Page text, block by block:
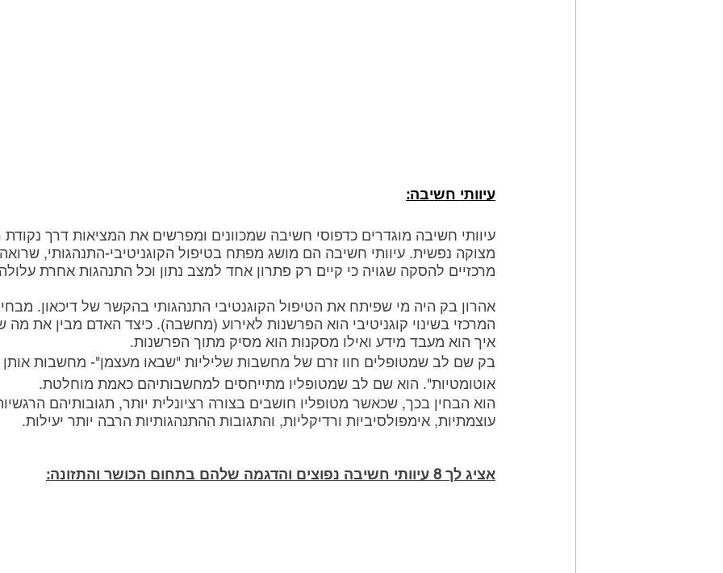
עיוותי חשיבה:
עיוותי חשיבה מוגדרים כדפוסי חשיבה שמכוונים ומפרשים את המציאות דרך
מצוקה נפשית. עיוותי חשיבה הם מושג מפתח בטיפול הקוגניטיבי-התנהגותי,
מרכזיים להסקה שגויה כי קיים רק פתרון אחד למצב נתון וכל התנהגות אחרת עלולה
אהרון בק היה מי שפיתח את הטיפול הקוגנטיבי התנהגותי בהקשר של דיכאון.
המרכזי בשינוי קוגניטיבי הוא הפרשנות לאירוע (מחשבה). כיצד האדם מבין את מה
איך הוא מעבד מידע ואילו מסקנות הוא מסיק מתוך הפרשנות.
בק שם לב שמטופלים חוו זרם של מחשבות שליליות "שבאו מעצמן"- מחשבות
אוטומטיות". הוא שם לב שמטופליו מתייחסים למחשבותיהם כאמת מוחלטת.
הוא הבחין בכך, שכאשר מטופליו חושבים בצורה רציונלית יותר, תגובותיהם
עוצמתיות, אימפולסיביות ורדיקליות, והתגובות ההתנהגותיות הרבה יותר יעילות.
אציג לך 8 עיוותי חשיבה נפוצים והדגמה שלהם בתחום הכושר והתזונה: